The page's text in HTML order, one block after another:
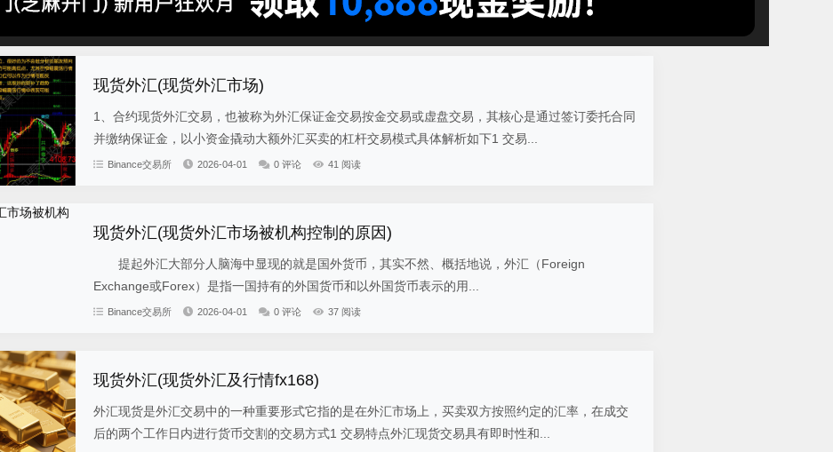
现货外汇(现货外汇市场)
1、合约现货外汇交易，也被称为外汇保证金交易按金交易或虚盘交易，其核心是通过签订委托合同
并缴纳保证金，以小资金撬动大额外汇买卖的杠杆交易模式具体解析如下1 交易...
Binance交易所 2026-04-01 0 评论 41 阅读
现货外汇(现货外汇市场被机构控制的原因)
提起外汇大部分人脑海中显现的就是国外货币，其实不然、概括地说，外汇（Foreign
Exchange或Forex）是指一国持有的外国货币和以外国货币表示的用...
Binance交易所 2026-04-01 0 评论 37 阅读
现货外汇(现货外汇及行情fx168)
外汇现货是外汇交易中的一种重要形式它指的是在外汇市场上，买卖双方按照约定的汇率，在成交
后的两个工作日内进行货币交割的交易方式1 交易特点外汇现货交易具有即时性和...